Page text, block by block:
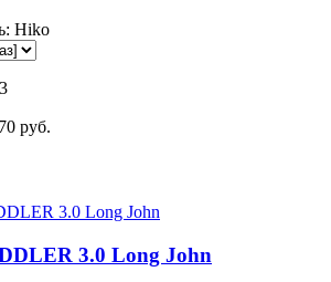
Hiko
руб.
3.0 Long John